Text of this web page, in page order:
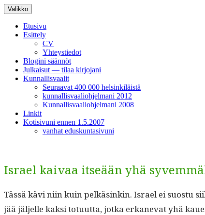
Siirry
sisältöön
Valikko
Etusivu
Esittely
CV
Yhteystiedot
Blogini säännöt
Julkaisut — tilaa kirjojani
Kunnallisvaalit
Seuraavat 400 000 helsinkiläistä
kunnallisvaaliohjelmani 2012
Kunnallisvaaliohjelmani 2008
Linkit
Kotisivuni ennen 1.5.2007
vanhat eduskuntasivuni
Israel kaivaa itseään yhä
Tässä kävi niin kuin pelkäsinkin. Israel ei suos­tu
jää jäl­jelle kak­si totu­ut­ta, jot­ka erkanevat yhä